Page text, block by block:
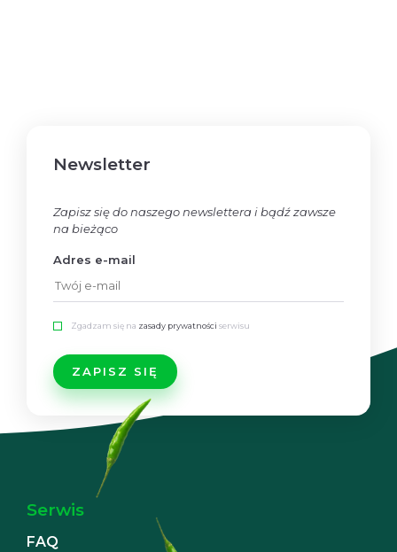
Newsletter
Zapisz się do naszego newslettera i bądź zawsze
na bieżąco
Adres e-mail
Zgadzam się na zasady prywatności serwisu
Serwis
FAQ